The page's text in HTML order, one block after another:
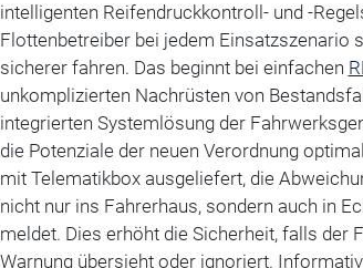
intelligenten Reifendruckkontroll- und -
Flottenbetreiber bei jedem Einsatzszenario
sicherer fahren. Das beginnt bei einfachen
unkomplizierten Nachrüsten von
integrierten Systemlösung der
die Potenziale der neuen Verordnung
mit Telematikbox ausgeliefert, die
nicht nur ins Fahrerhaus, sondern auch in
meldet. Dies erhöht die Sicherheit, falls der
Warnung übersieht oder ignoriert.